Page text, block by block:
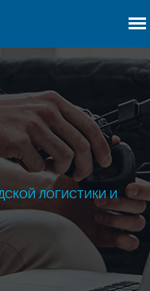
ЛОГИСТИКИ И